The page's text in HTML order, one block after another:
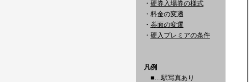
・ 硬券入場券の様式
・ 料金の変遷
・ 券面の変遷
・ 硬入プレミアの条件
凡例
■…駅写真あり